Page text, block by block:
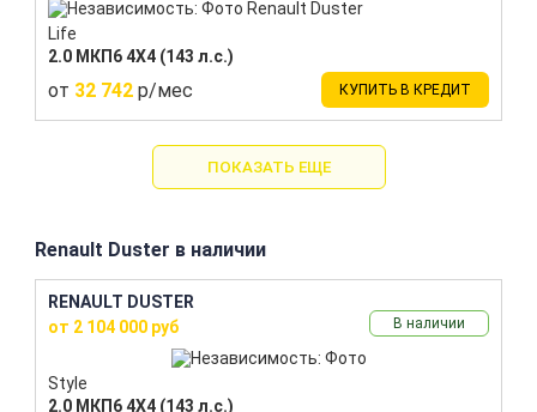
Life
2.0 МКП6 4Х4 (143 л.с.)
от 32 742 р/мес КУПИТЬ В КРЕДИТ
ПОКАЗАТЬ ЕЩЕ
Renault Duster в наличии
RENAULT DUSTER
от 2 104 000 руб
В наличии
Style
2.0 МКП6 4Х4 (143 л.с.)